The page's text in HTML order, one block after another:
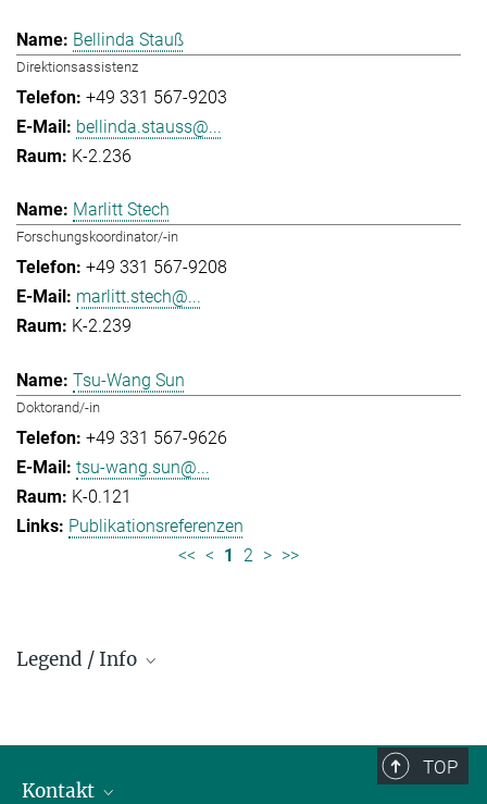
Bellinda Stauß
Direktionsassistenz
+49 331 567-9203
bellinda.stauss@...
K-2.236
Marlitt Stech
Forschungskoordinator/-in
+49 331 567-9208
marlitt.stech@...
K-2.239
Tsu-Wang Sun
Doktorand/-in
+49 331 567-9626
tsu-wang.sun@...
K-0.121
Publikationsreferenzen
<< < 1 2 > >>
Legend / Info
TOP
Kontakt